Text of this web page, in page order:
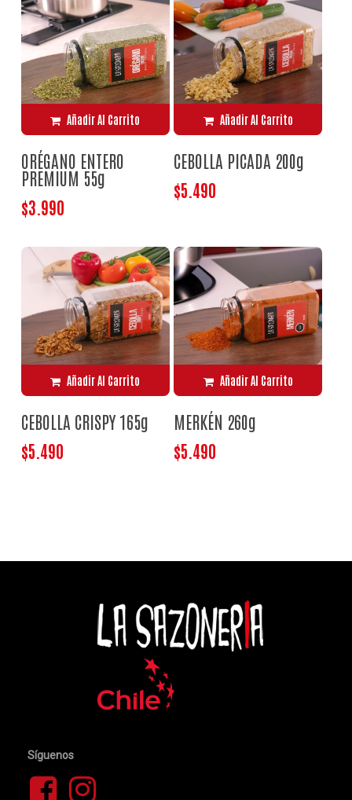
Añadir Al Carrito
ORÉGANO ENTERO
PREMIUM 55g
$3.990
Añadir Al Carrito
CEBOLLA PICADA 200g
$5.490
Añadir Al Carrito
CEBOLLA CRISPY 165g
$5.490
Añadir Al Carrito
MERKÉN 260g
$5.490
Síguenos